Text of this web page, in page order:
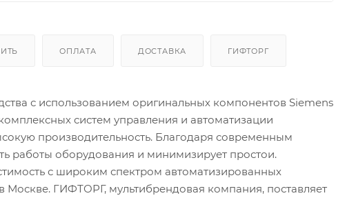
ОПЛАТА ДОСТАВКА ГИФТОРГ
с использованием оригинальных компонентов Siemens
систем управления и автоматизации
производительность. Благодаря современным
работы оборудования и минимизирует простои.
с широким спектром автоматизированных
ГИФТОРГ, мультибрендовая компания, поставляет